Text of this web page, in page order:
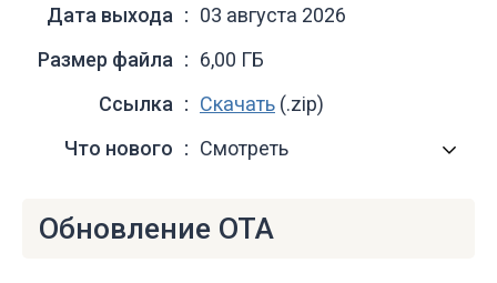
Дата выхода
03 августа 2026
Размер файла
6,00 ГБ
Ссылка
Скачать (.zip)
Что нового
Смотреть
Обновление OTA